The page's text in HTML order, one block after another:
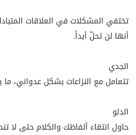
تختفي المشكلات في العلاقات
أنها لن تحلّ أبداً.
الجدي
تتعامل مع النزاعات بشكل عدواني، ما
الدلو
حاول انتقاء ألفاظك والكلام حتى لا